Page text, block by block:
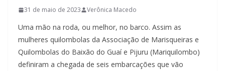
31 de maio de 2023 Verônica Macedo
Uma mão na roda, ou melhor, no barco. Assim as
mulheres quilombolas da Associação de Marisqueiras e
Quilombolas do Baixão do Guaí e Pijuru (Mariquilombo)
definiram a chegada de seis embarcações que vão